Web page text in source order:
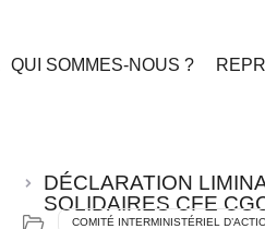
QUI SOMMES-NOUS ?
DÉCLARATION
SOLIDAIRES CFE
COMITÉ INTERMINISTÉRIEL